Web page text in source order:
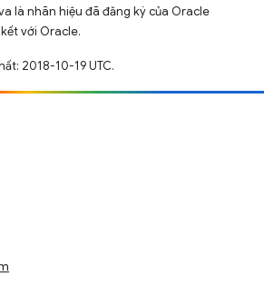
là nhãn hiệu đã đăng ký của Oracle
với Oracle.
2018-10-19 UTC.